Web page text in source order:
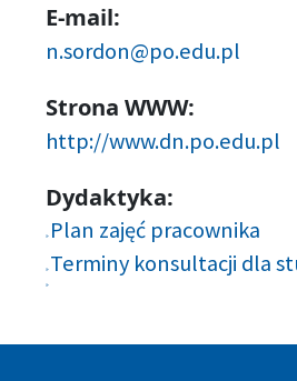
E-mail:
n.sordon@po.edu.pl
Strona WWW:
http://www.dn.po.edu.pl
Dydaktyka:
Plan zajęć pracownika
Terminy konsultacji dla